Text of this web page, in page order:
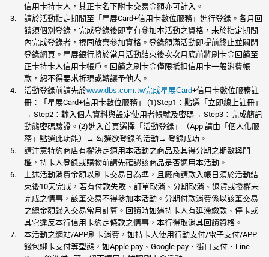
信用卡持卡人，其正卡名下附卡交易金額亦可計入。
請於活動指定期間至「星展Card+信用卡數位服務」進行登錄。各月回
饋須個別登錄，完成登錄後即享有參加本活動之資格，未於指定期間
內完成登錄者，視同放棄參加資格。登錄額滿活動即提前終止並關閉
登錄網頁。星展銀行將於當月活動結束後次次月底前將刷卡金回饋至
正卡持卡人信用卡帳戶。回饋之刷卡金僅限抵扣信用卡一般消費帳
款，恕不得要求折現或轉讓予他人。
活動登錄前請先於www.dbs.com.tw完成星展Card+信用卡數位服務註
冊：「星展Card+信用卡數位服務」 (1)Step1：點選「立即線上註冊」
→ Step2：輸入個人資料與設定使用者帳號及密碼→ Step3：完成簡訊
動態密碼驗證。(2)進入首頁選擇「活動登錄」（App 請由「個人化服
務」點選此功能）→ 勾選欲登錄的活動→ 登錄成功。
請注意特約商店有權決定適用本活動之商品及其得分期之期數與門
檻，持卡人登錄或購物前請先確認該商品是否適用本活動。
上述活動消費金額以刷卡交易日為準，且廠商請款入帳日須於活動結
束後10天完成，若有付款失敗、訂單取消、分期取消、退貨或授權未
完成之情事，該筆交易不得參加本活動。分期付款消費係以該筆交易
之總金額歸入交易當月計算。回饋時如遇持卡人有延滯繳款、停卡或
其它違反本行信用卡約定條款之情事，本行得取消其回饋資格。
本活動之網站/APP刷卡消費，如持卡人使用行動支付/電子支付/APP
錢包綁卡支付等型態，如Apple pay、Google pay、街口支付、Line